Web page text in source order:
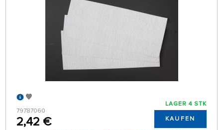
79787060
2,42 €
LAGER 4 STK
KAUFEN